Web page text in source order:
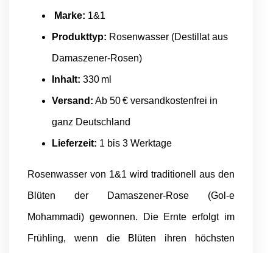
Marke: 1&1
Produkttyp: Rosenwasser (Destillat aus
Damaszener-Rosen)
Inhalt: 330 ml
Versand: Ab 50 € versandkostenfrei in
ganz Deutschland
Lieferzeit: 1 bis 3 Werktage
Rosenwasser von 1&1 wird traditionell aus den
Blüten der Damaszener-Rose (Gol-e
Mohammadi) gewonnen. Die Ernte erfolgt im
Frühling, wenn die Blüten ihren höchsten